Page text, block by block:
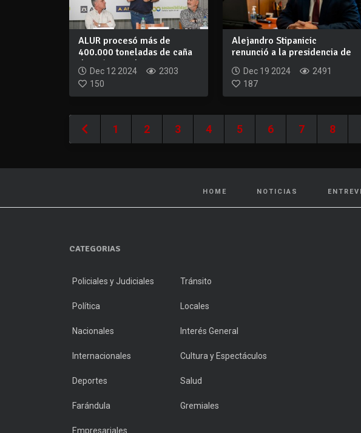
ALUR procesó más de
400.000 toneladas de caña
de azúcar en l...
Dec 12 2024
2303
150
Alejandro Stipanicic
renunció a la presidencia de
Dec 19 2024
2491
187
1 2 3 4 5 6 7 8
HOME NOTICIAS
CATEGORIAS
Policiales y Judiciales Tránsito
Política Locales
Nacionales Interés General
Internacionales Cultura y Espectáculos
Deportes Salud
Farándula Gremiales
Empresariales